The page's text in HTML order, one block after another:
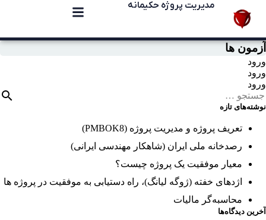
مدیریت پروژه حکیمانه
آزمون ها
ورود
ورود
ورود
نوشته‌های تازه
تعریف پروژه و مدیریت پروژه (PMBOK8)
رصدخانه ملی ایران (شاهکار مهندسی ایرانی)
معیار موفقیت یک پروژه چیست؟
اژدهای خفته (ژوگه لیانگ)، راه دستیابی به موفقیت در پروژه ها
محاسبه‌گر مالیات
آخرین دیدگاه‌ها